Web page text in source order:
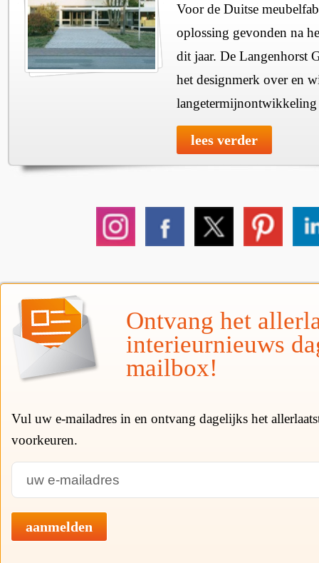
Voor de Duitse
oplossing gevonden na
dit jaar. De Langenhorst
het designmerk over en
lees verder
Ontvang het
interieurnieuws
mailbox!
Vul uw e-mailadres in en ontvang dagelijks het
voorkeuren.
aanmelden